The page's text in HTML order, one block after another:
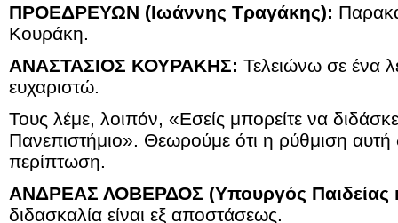
ΠΡΟΕΔΡΕΥΩΝ (Ιωάννης Τραγάκης):
Κουράκη.
ΑΝΑΣΤΑΣΙΟΣ ΚΟΥΡΑΚΗΣ: Τελειώνω σε ένα
ευχαριστώ.
Τους λέμε, λοιπόν, «Εσείς μπορείτε να
Πανεπιστήμιο». Θεωρούμε ότι η ρύθμιση αυτή
περίπτωση.
ΑΝΔΡΕΑΣ ΛΟΒΕΡΔΟΣ (Υπουργός Παιδείας
διδασκαλία είναι εξ αποστάσεως.